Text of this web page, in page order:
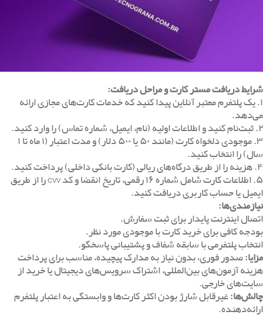
شرایط دریافت مستر کارت و مراحل دریافت:
۱. یک پلتفرم معتبر آنلاین پیدا کنید که خدمات کارت‌های مجازی ارائه
می‌دهد.
۲. ثبت‌نام کنید و اطلاعات اولیه (نام، ایمیل، شماره تماس) را وارد کنید.
۳. موجودی دلخواه کارت (مانند ۵۰ یا ۵۰۰ دلار) و مدت اعتبار (۱ ماه تا ۱
سال) را انتخاب کنید.
۴. هزینه را از طریق درگاه‌های ریالی (کارت بانکی داخلی) پرداخت کنید.
۵. اطلاعات کارت شامل شماره ۱۶ رقمی، تاریخ انقضا و کد CVV را از طریق
ایمیل یا حساب کاربری دریافت کنید.
نیازمندی‌ها:
اتصال اینترنت پایدار برای ثبت سفارش.
بودجه کافی برای خرید کارت با موجودی مورد نظر.
انتخاب پلتفرمی با سابقه شفاف و پشتیبانی پاسخگو.
مزایا:صدور فوری، بدون نیاز به مدارک پیچیده، مناسب برای پرداخت
هزینه آزمون‌های بین‌المللی، اشتراک سرویس‌های دیجیتال یا خرید از
سایت‌های خارجی.
چالش‌ها:غیرقابل شارژ بودن اکثر کارت‌ها و وابستگی به اعتبار پلتفرم
ارائه‌دهنده.